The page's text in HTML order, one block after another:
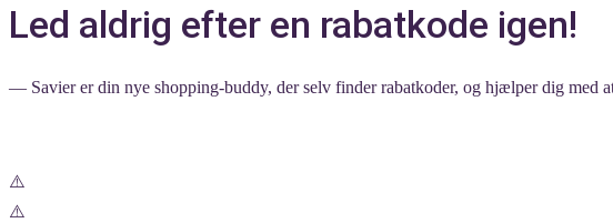
Led aldrig efter en rabatkode igen!
— Savier er din nye shopping-buddy, der selv finder rabatkoder, og hjælper dig med